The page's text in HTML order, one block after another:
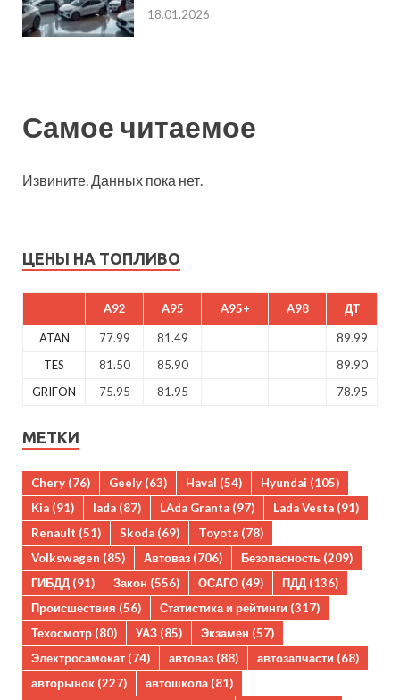
18.01.2026
Самое читаемое
Извините. Данных пока нет.
ЦЕНЫ НА ТОПЛИВО
A92 A95 A95+ A98 ДТ
ATAN 77.99 81.49
89.99
TES
81.50 85.90
89.90
GRIFON
75.95 81.95 78.95
МЕТКИ
Chery (76) Geely (63) Haval (54) Hyundai (105)
Kia (91) lada (87) LAda Granta (97) Lada Vesta (91)
Renault (51) Skoda (69) Toyota (78)
Volkswagen (85) Автоваз (706) Безопасность (209)
ГИБДД (91) Закон (556) ОСАГО (49) ПДД (136)
Происшествия (56) Статистика и рейтинги (317)
Техосмотр (80) УАЗ (85) Экзамен (57)
Электросамокат (74) автоваз (88) автозапчасти (68)
авторынок (227) автошкола(81)